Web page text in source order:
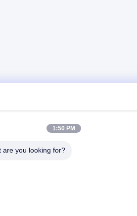
1:50 PM
are you looking for?